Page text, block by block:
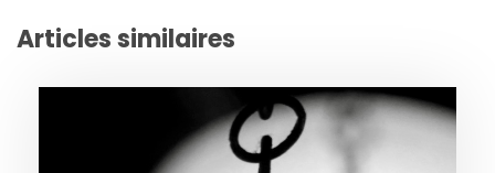
Articles similaires